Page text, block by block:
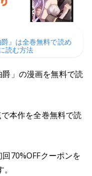
』は全巻無料で読め
読む方法
爵」の漫画を無料で読
本作を全巻無料で読
70%OFFクーポンを